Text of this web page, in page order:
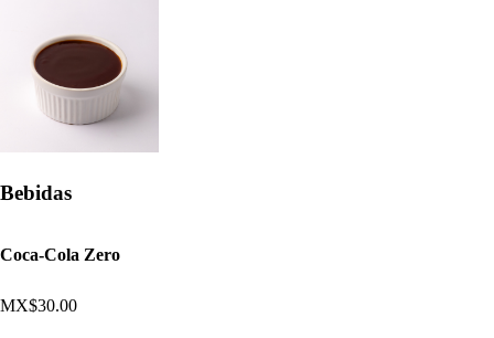
Bebidas
Coca-Cola Zero
MX$30.00